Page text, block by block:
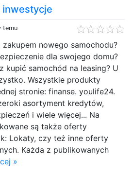
inwestycje
temu
zakupem nowego samochodu?
dla swojego domu?
kupić samochód na leasing? U
Wszystkie produkty
stronie: finanse. youlife24.
asortyment kredytów,
i wiele więcej... Na
są także oferty
Lokaty, czy też inne oferty
Każda z publikowanych
»